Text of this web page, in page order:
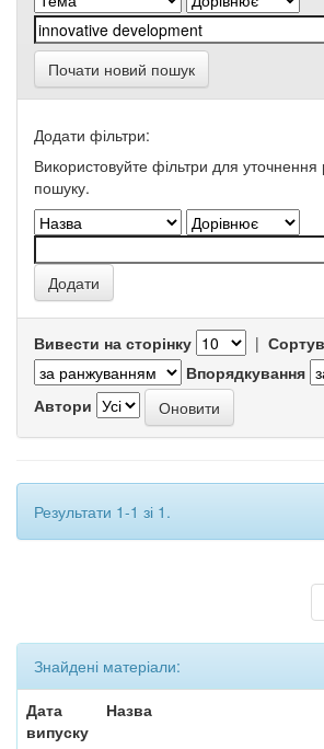
Почати новий пошук
Додати фільтри:
Використовуйте фільтри для уточнення
пошуку.
Вивести на сторінку |
Впорядкування
Автори
Результати 1-1 зі 1.
Знайдені матеріали:
Дата
випуску
Назва